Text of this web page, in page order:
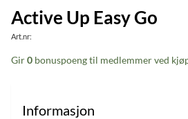
Active Up Easy Go
Art.nr:
Gir0 bonuspoeng til medlemmer ved
Informasjon